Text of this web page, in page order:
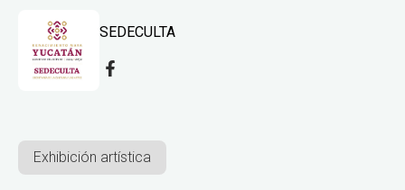
SEDECULTA
Exhibición artística